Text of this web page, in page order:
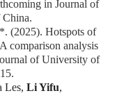
inJournal of
(2025). Hotspots of
comparison analysis
of University of
Les,Li Yifu,